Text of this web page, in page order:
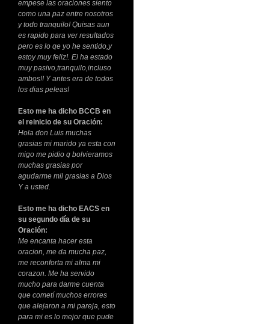
empese las oraciones siento
como una paz entre nosotros
y todo tranquilo! Quisas aun
es rapido para ver resultados
pero es lo qe yo he sentido,y
estoy muy feliz!. El ha estado
muy pasivo,tranquilo,incluso
ambos!! Y antes era de todos
los dias peleas!
Esto me ha dicho BCCB en
el reinicio de su Oración:
Hola don Luis muchas
grasias mi marido ya esta con
migo me pidio q bolvieramos
muchas grasias por
agudarme mil grasias a Dios
Y a usted.
Esto me ha dicho EACS en
su segundo día de su
Oración:
Me encanta hacer esta
oracion, me da mucha paz,
me reconforta mi alma mi
corazon. Me ha servido
mucho para darme cuenta
que cometí muchos errores
que alejaron a mi pareja, esto
para mi es lo mejor que pude